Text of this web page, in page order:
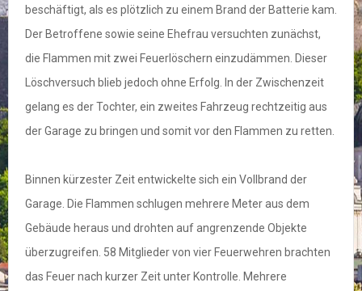
beschäftigt, als es plötzlich zu einem Brand der Batterie kam.
Der Betroffene sowie seine Ehefrau versuchten zunächst,
die Flammen mit zwei Feuerlöschern einzudämmen. Dieser
Löschversuch blieb jedoch ohne Erfolg. In der Zwischenzeit
gelang es der Tochter, ein zweites Fahrzeug rechtzeitig aus
der Garage zu bringen und somit vor den Flammen zu retten.
Binnen kürzester Zeit entwickelte sich ein Vollbrand der
Garage. Die Flammen schlugen mehrere Meter aus dem
Gebäude heraus und drohten auf angrenzende Objekte
überzugreifen. 58 Mitglieder von vier Feuerwehren brachten
das Feuer nach kurzer Zeit unter Kontrolle. Mehrere